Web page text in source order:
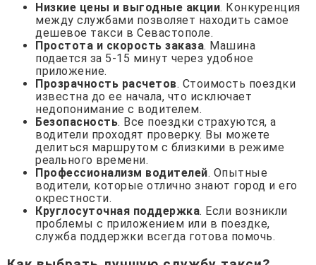
Низкие цены и выгодные акции. Конкуренция
между службами позволяет находить самое
дешевое такси в Севастополе.
Простота и скорость заказа. Машина
подается за 5-15 минут через удобное
приложение.
Прозрачность расчетов. Стоимость поездки
известна до ее начала, что исключает
недопонимание с водителем.
Безопасность. Все поездки страхуются, а
водители проходят проверку. Вы можете
делиться маршрутом с близкими в режиме
реального времени.
Профессионализм водителей. Опытные
водители, которые отлично знают город и его
окрестности.
Круглосуточная поддержка. Если возникли
проблемы с приложением или в поездке,
служба поддержки всегда готова помочь.